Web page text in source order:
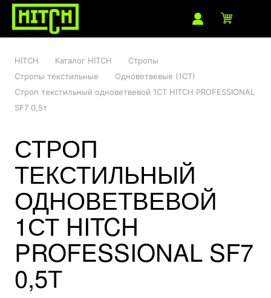
HITCH Каталог HITCH
Стропы
Стропы текстильные
Одноветвевые (1СТ)
Строп текстильный одноветвевой 1СТ HITCH PROFESSIONAL
SF7 0,5т
СТРОП
ТЕКСТИЛЬНЫЙ
ОДНОВЕТВЕВОЙ
1СТ HITCH
PROFESSIONAL SF7
0,5Т